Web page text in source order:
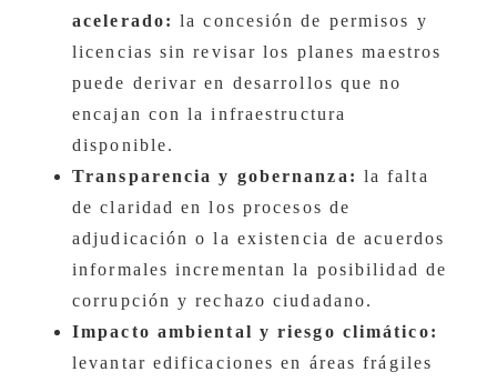
acelerado: la concesión de permisos y
licencias sin revisar los planes maestros
puede derivar en desarrollos que no
encajan con la infraestructura
disponible.
Transparencia y gobernanza: la falta
de claridad en los procesos de
adjudicación o la existencia de acuerdos
informales incrementan la posibilidad de
corrupción y rechazo ciudadano.
Impacto ambiental y riesgo climático:
levantar edificaciones en áreas frágiles